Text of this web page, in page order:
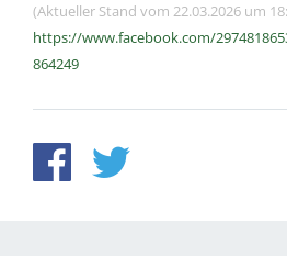
(Aktueller Stand vom 22.03.2026 um
https://www.facebook.com/
864249